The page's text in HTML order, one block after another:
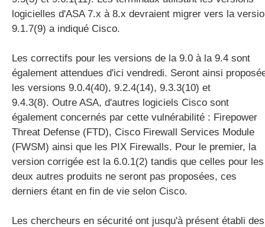
logicielles d'ASA 7.x à 8.x devraient migrer vers la
9.1.7(9) a indiqué Cisco.
Les correctifs pour les versions de la 9.0 à la 9.4 sont
également attendues d'ici vendredi. Seront ainsi
les versions 9.0.4(40), 9.2.4(14), 9.3.3(10) et
9.4.3(8). Outre ASA, d'autres logiciels Cisco sont
également concernés par cette vulnérabilité : Firepower
Threat Defense (FTD), Cisco Firewall Services Module
(FWSM) ainsi que les PIX Firewalls. Pour le premier, la
version corrigée est la 6.0.1(2) tandis que celles pour les
deux autres produits ne seront pas proposées, ces
derniers étant en fin de vie selon Cisco.
Les chercheurs en sécurité ont jusqu'à présent établi des